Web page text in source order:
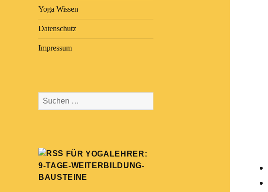
Yoga Wissen
Datenschutz
Impressum
Suchen
nach:
FÜR YOGALEHRER:
9-TAGE-WEITERBILDUNG-
BAUSTEINE